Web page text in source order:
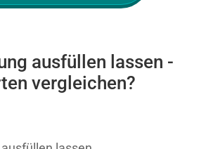
ausfüllen lassen -
vergleichen?